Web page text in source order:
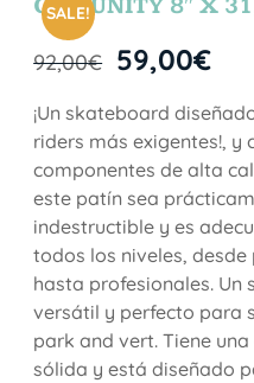
SALE!
92,00€ 59,00€
¡Un skateboard
riders más exigentes!, y
componentes de alta
este patín sea
indestructible y es
todos los niveles, desde
hasta profesionales. Un
versátil y perfecto para
park and vert. Tiene
sólida y está diseñado